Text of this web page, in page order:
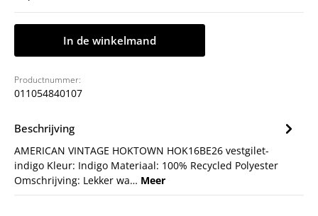
In de winkelmand
Productnummer:
011054840107
Beschrijving
AMERICAN VINTAGE HOKTOWN HOK16BE26 vestgilet-
indigo Kleur: Indigo Materiaal: 100% Recycled Polyester
Omschrijving: Lekker wa… Meer